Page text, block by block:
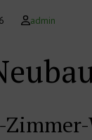
admin